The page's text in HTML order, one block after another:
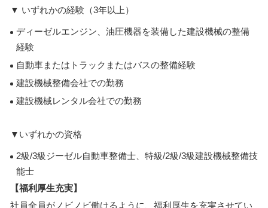
▼ いずれかの経験（3年以上）
ディーゼルエンジン、油圧機器を装備した建設機械の整備
経験
自動車またはトラックまたはバスの整備経験
建設機械整備会社での勤務
建設機械レンタル会社での勤務
▼いずれかの資格
2級/3級ジーゼル自動車整備士、特級/2級/3級建設機械整備技
能士
【福利厚生充実】
社員全員がノビノビ働けるように、福利厚生を充実させてい